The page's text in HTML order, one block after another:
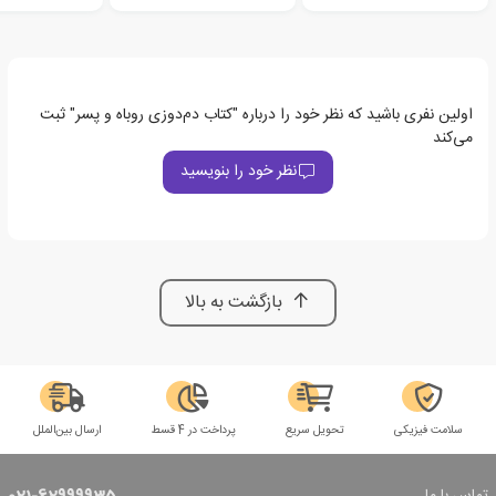
اولین نفری باشید که نظر خود را درباره "کتاب دم‌دوزی روباه و پسر" ثبت
می‌کند
نظر خود را بنویسید
بازگشت به بالا
سلامت فیزیکی تحویل سریع پرداخت در 4 قسط ارسال بین‌الملل